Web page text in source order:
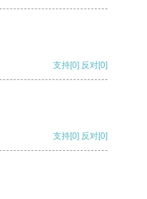
支持[0] 反对[0]
支持[0] 反对[0]